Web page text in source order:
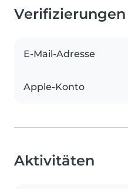
Verifizierungen
E-Mail-Adresse
Apple-Konto
Aktivitäten